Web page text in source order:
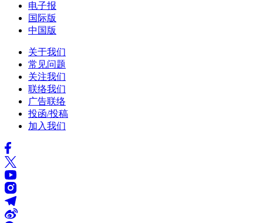
电子报
国际版
中国版
关于我们
常见问题
关注我们
联络我们
广告联络
投函/投稿
加入我们